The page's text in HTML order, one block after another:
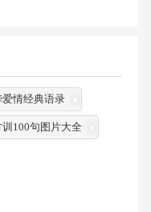
爱情经典语录
100句图片大全